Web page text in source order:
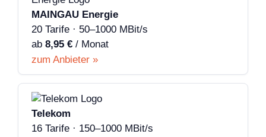
MAINGAU Energie
20 Tarife · 50–1000 MBit/s
ab 8,95 € / Monat
zum Anbieter »
Telekom
16 Tarife · 150–1000 MBit/s